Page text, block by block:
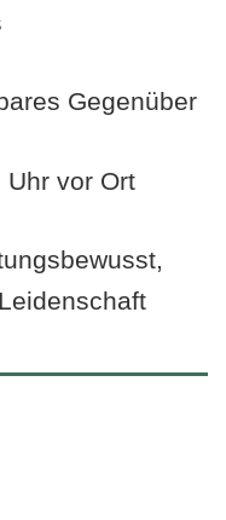
Gegenüber
vor Ort